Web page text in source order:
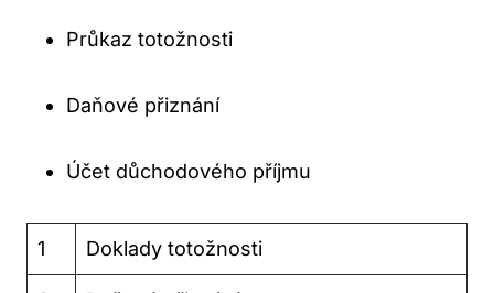
Průkaz totožnosti
Daňové přiznání
Účet důchodového příjmu
1 Doklady totožnosti